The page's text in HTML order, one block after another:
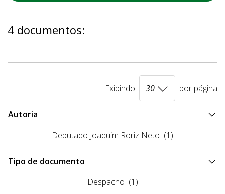
4 documentos:
Exibindo por página
Autoria
Deputado Joaquim Roriz Neto (1)
Tipo de documento
Despacho (1)